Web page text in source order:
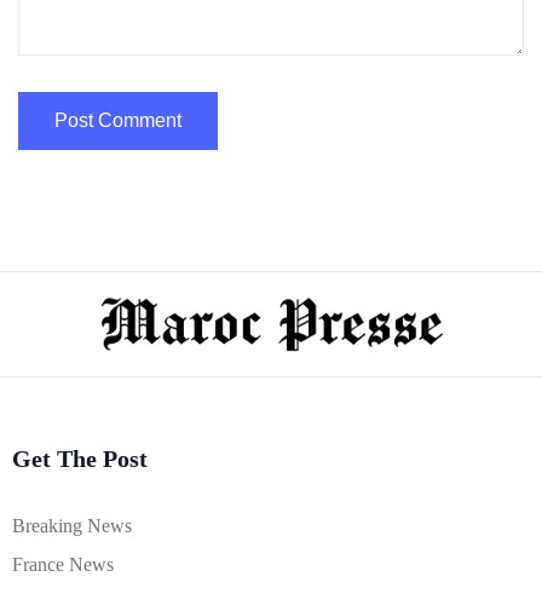
Get The Post
Breaking News
France News